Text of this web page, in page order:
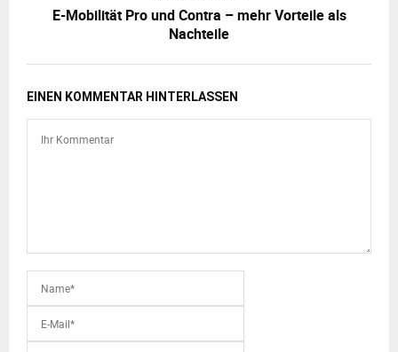
E-Mobilität Pro und Contra – mehr Vorteile als
Nachteile
EINEN KOMMENTAR HINTERLASSEN